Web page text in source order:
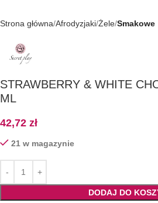
Strona główna Afrodyzjaki Żele Smakowe
STRAWBERRY & WHITE
ML
42,72 zł
21 w magazynie
DODAJ DO